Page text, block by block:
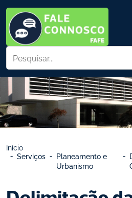
Início
Serviços
Planeamento e
Urbanismo